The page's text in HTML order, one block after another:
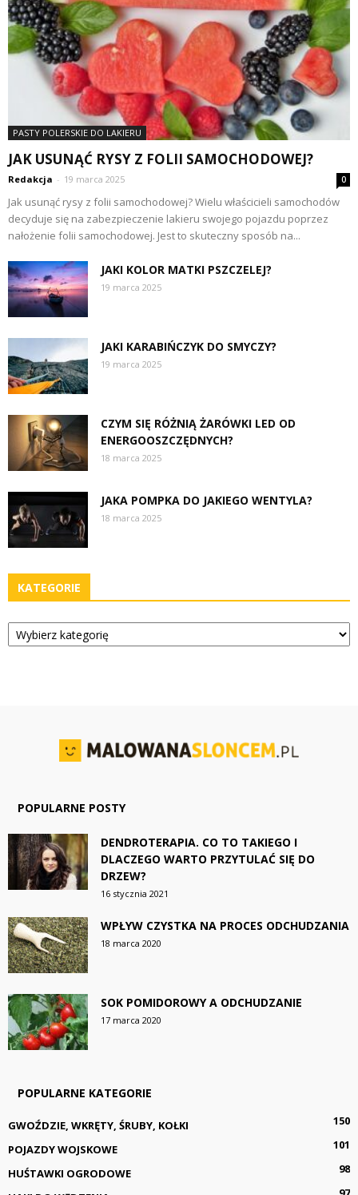
PASTY POLERSKIE DO LAKIERU
JAK USUNĄĆ RYSY Z FOLII SAMOCHODOWEJ?
Redakcja - 19 marca 2025 0
Jak usunąć rysy z folii samochodowej? Wielu właścicieli samochodów
decyduje się na zabezpieczenie lakieru swojego pojazdu poprzez
nałożenie folii samochodowej. Jest to skuteczny sposób na...
JAKI KOLOR MATKI PSZCZELEJ?
19 marca 2025
JAKI KARABIŃCZYK DO SMYCZY?
19 marca 2025
CZYM SIĘ RÓŻNIĄ ŻARÓWKI LED OD
ENERGOOSZCZĘDNYCH?
18 marca 2025
JAKA POMPKA DO JAKIEGO WENTYLA?
18 marca 2025
KATEGORIE
Kategorie
POPULARNE POSTY
DENDROTERAPIA. CO TO TAKIEGO I
DLACZEGO WARTO PRZYTULAĆ SIĘ DO
DRZEW?
16 stycznia 2021
WPŁYW CZYSTKA NA PROCES ODCHUDZANIA
18 marca 2020
SOK POMIDOROWY A ODCHUDZANIE
17 marca 2020
POPULARNE KATEGORIE
GWOŹDZIE, WKRĘTY, ŚRUBY, KOŁKI
150
POJAZDY WOJSKOWE
101
HUŚTAWKI OGRODOWE
98